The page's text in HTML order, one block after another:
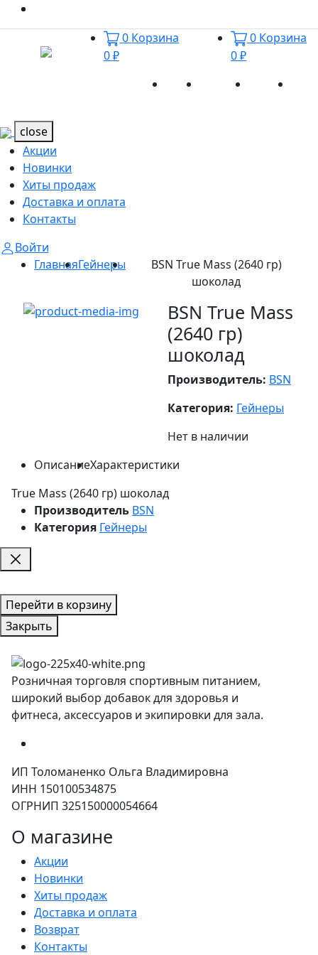
0 Корзина
0 ₽
0 Корзина
0 ₽
Акции Новинки
close
Акции
Новинки
Хиты продаж
Доставка и оплата
Контакты
Войти
ГлавнаяГейнеры
BSN True Mass (2640 гр)
шоколад
BSN True Mass
(2640 гр)
шоколад
Производитель: BSN
Категория: Гейнеры
Нет в наличии
ОписаниеХарактеристики
True Mass (2640 гр) шоколад
Производитель BSN
Категория Гейнеры
Перейти в корзину
Закрыть
Розничная торговля спортивным питанием,
широкий выбор добавок для здоровья и
фитнеса, аксессуаров и экипировки для зала.
ИП Толоманенко Ольга Владимировна
ИНН 150100534875
ОГРНИП 325150000054664
О магазине
Акции
Новинки
Хиты продаж
Доставка и оплата
Возврат
Контакты